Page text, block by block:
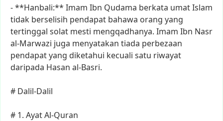
-**Hanbali:** Imam Ibn Qudama berkata umatIslam
tidak berselisih pendapat bahawa orang yang
tertinggal solat mesti mengqadhanya. Imam Ibn Nasr
al-Marwazi juga menyatakan tiada perbezaan
pendapatyang diketahui kecuali satu riwayat
daripada Hasan al-Basri.
# Dalil-Dalil
# 1. AyatAl-Quran